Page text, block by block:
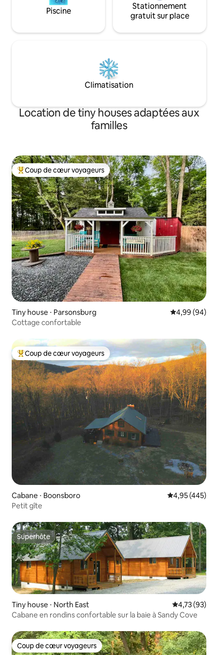
Piscine
Stationnement
gratuit sur place
Climatisation
Location de tiny houses adaptées aux
familles
Coups de cœur voyageurs les plus appréciés
Coup de cœur voyageurs
Tiny house ⋅ Parsonsburg Évaluation
4,99 (94)
Cottage confortable
Coups de cœur voyageurs les plus appréciés
Coup de cœur voyageurs
Cabane ⋅ Boonsboro Évaluation
4,95 (445)
Petit gîte
Superhôte
Superhôte
Tiny house ⋅ North East Évaluation
4,73 (93)
Cabane en rondins confortable sur la baie à Sandy Cove
Coup de cœur voyageurs
Coup de cœur voyageurs